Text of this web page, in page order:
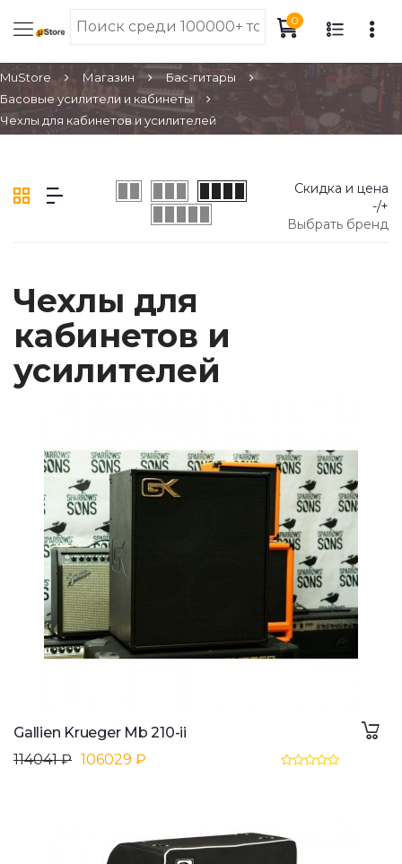
0
MuStore Магазин
Бас-гитары
Басовые усилители и кабинеты
Чехлы для кабинетов и усилителей
Скидка и цена
-/+
Выбрать бренд
Чехлы для
кабинетов и
усилителей
Gallien Krueger Mb 210-ii
114041 ₽ 106029 ₽